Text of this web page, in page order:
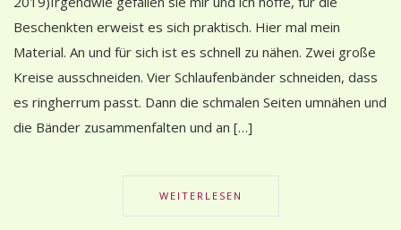
Beschenkten erweist es sich praktisch. Hier mal mein
Material. An und für sich ist es schnell zu nähen. Zwei große
Kreise ausschneiden. Vier Schlaufenbänder schneiden, dass
es ringherrum passt. Dann die schmalen Seiten umnähen und
die Bänder zusammenfalten und an […]
WEITERLESEN